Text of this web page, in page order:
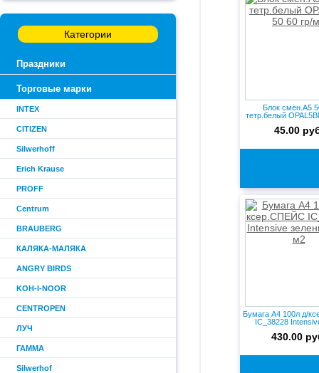
Категории
Праздники
Торговые марки
INTEX
CITIZEN
Silwerhoff
Erich Krause
PROFF
Centrum
BRAUBERG
КАЛЯКА-МАЛЯКА
ANGRY BIRDS
KOH-I-NOOR
CENTROPEN
ЛУЧ
ГАММА
Silwerhof
Блок смен.А5
тетр.белый
45.00
Бумага А4 100л д/
IC_38228
430.00